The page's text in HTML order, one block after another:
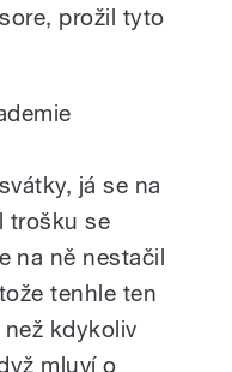
prožil tyto
já se na
trošku se
na ně nestačil
tenhle ten
kdykoliv
mluví o